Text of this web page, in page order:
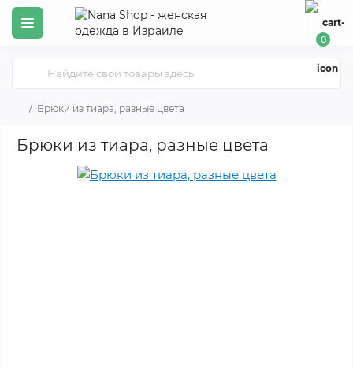
0
Брюки из тиара, разные цвета
Брюки из тиара, разные цвета